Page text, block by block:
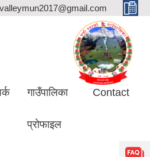
गाउँपालिका
प्रोफाइल
Contact